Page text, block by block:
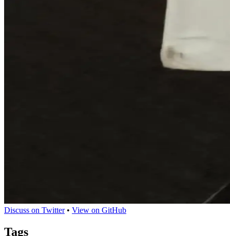
Discuss on Twitter• View on GitHub
Tags